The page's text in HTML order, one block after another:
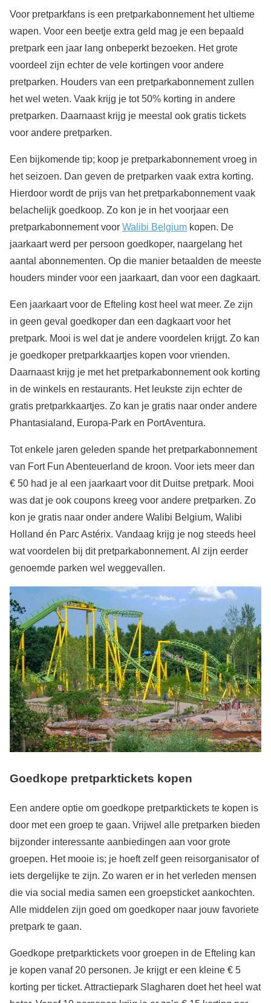
Voor pretparkfans is een pretparkabonnement het ultieme
wapen. Voor een beetje extra geld mag je een bepaald
pretpark een jaar lang onbeperkt bezoeken. Het grote
voordeel zijn echter de vele kortingen voor andere
pretparken. Houders van een pretparkabonnement zullen
het wel weten. Vaak krijg je tot 50% korting in andere
pretparken. Daarnaast krijg je meestal ook gratis tickets
voor andere pretparken.
Een bijkomende tip; koop je pretparkabonnement vroeg in
het seizoen. Dan geven de pretparken vaak extra korting.
Hierdoor wordt de prijs van het pretparkabonnement vaak
belachelijk goedkoop. Zo kon je in het voorjaar een
pretparkabonnement voor Walibi Belgium kopen. De
jaarkaart werd per persoon goedkoper, naargelang het
aantal abonnementen. Op die manier betaalden de meeste
houders minder voor een jaarkaart, dan voor een dagkaart.
Een jaarkaart voor de Efteling kost heel wat meer. Ze zijn
in geen geval goedkoper dan een dagkaart voor het
pretpark. Mooi is wel dat je andere voordelen krijgt. Zo kan
je goedkoper pretparkkaartjes kopen voor vrienden.
Daarnaast krijg je met het pretparkabonnement ook korting
in de winkels en restaurants. Het leukste zijn echter de
gratis pretparkkaartjes. Zo kan je gratis naar onder andere
Phantasialand, Europa-Park en PortAventura.
Tot enkele jaren geleden spande het pretparkabonnement
van Fort Fun Abenteuerland de kroon. Voor iets meer dan
€ 50 had je al een jaarkaart voor dit Duitse pretpark. Mooi
was dat je ook coupons kreeg voor andere pretparken. Zo
kon je gratis naar onder andere Walibi Belgium, Walibi
Holland én Parc Astérix. Vandaag krijg je nog steeds heel
wat voordelen bij dit pretparkabonnement. Al zijn eerder
genoemde parken wel weggevallen.
Goedkope pretparktickets kopen
Een andere optie om goedkope pretparktickets te kopen is
door met een groep te gaan. Vrijwel alle pretparken bieden
bijzonder interessante aanbiedingen aan voor grote
groepen. Het mooie is; je hoeft zelf geen reisorganisator of
iets dergelijke te zijn. Zo waren er in het verleden mensen
die via social media samen een groepsticket aankochten.
Alle middelen zijn goed om goedkoper naar jouw favoriete
pretpark te gaan.
Goedkope pretparktickets voor groepen in de Efteling kan
je kopen vanaf 20 personen. Je krijgt er een kleine € 5
korting per ticket. Attractiepark Slagharen doet het heel wat